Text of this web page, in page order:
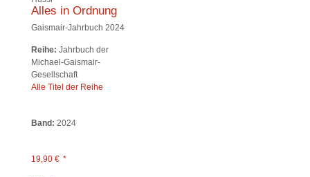
Alles in Ordnung
Gaismair-Jahrbuch 2024
Reihe: Jahrbuch der
Michael-Gaismair-
Gesellschaft
Alle Titel der Reihe
Band: 2024
19,90 € *